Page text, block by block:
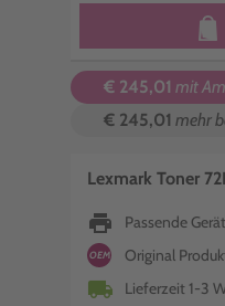
€ 245,01 mit
€ 245,01 mehr
Lexmark Toner
print Passende
OEM Original
local_shipping Lieferzeit 1-3